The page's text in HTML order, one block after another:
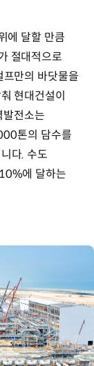
에 달할 만큼
절대적으로
만의 바닷물을
현대건설이
전소는
톤의 담수를
다. 수도
에 달하는